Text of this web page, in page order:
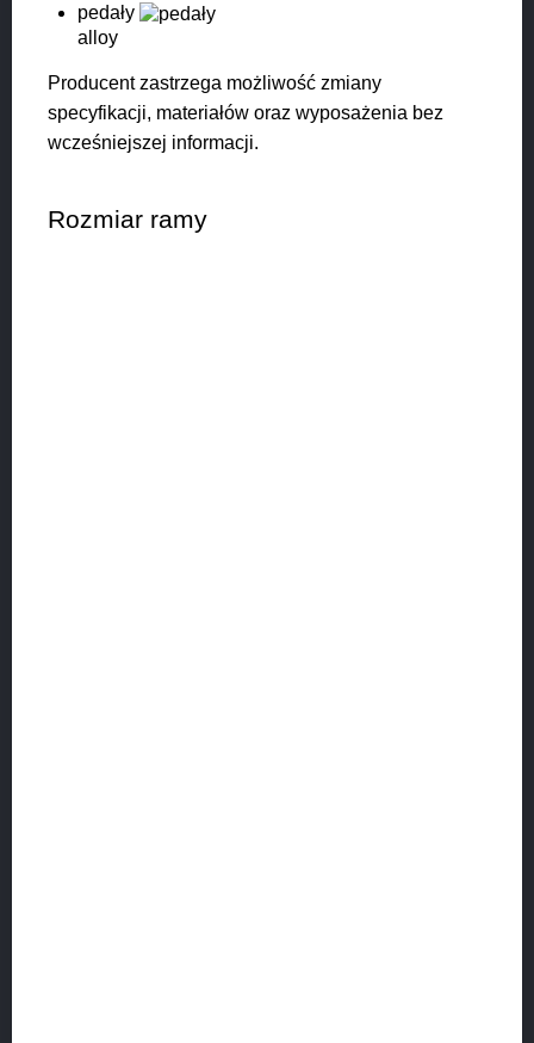
pedały
alloy
Producent zastrzega możliwość zmiany
specyfikacji, materiałów oraz wyposażenia bez
wcześniejszej informacji.
Rozmiar ramy